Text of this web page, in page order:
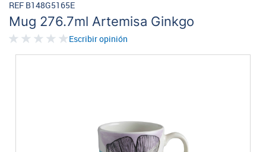
Mug 276.7ml Artemisa Ginkgo
REF B148G5165E
Escribir opinión